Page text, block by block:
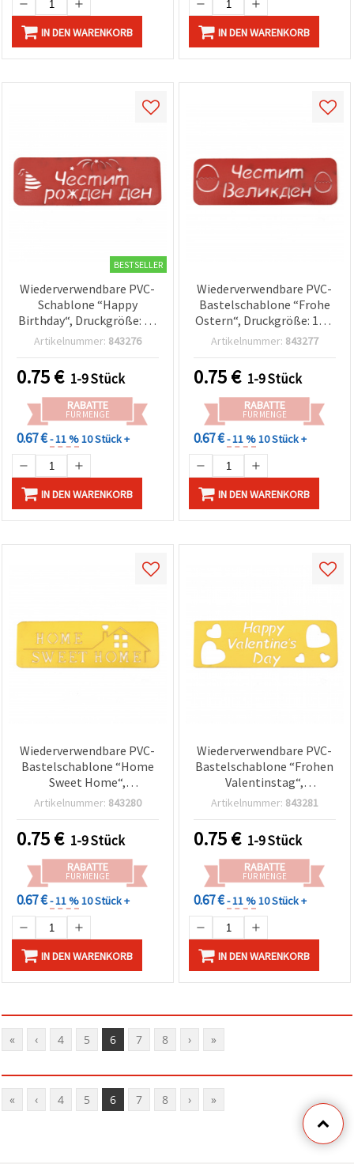
IN DEN WARENKORB IN DEN WARENKORB
BESTSELLER
Wiederverwendbare PVC-
Schablone “Happy
Birthday“, Druckgröße: 14
x 4,5 cm
Artikelnummer: 843276
0.75€ 1-9 Stück
RABATTE
FÜR MENGE
0.67 €- 11 %10 Stück +
IN DEN WARENKORB
Wiederverwendbare PVC-
Bastelschablone “Frohe
Ostern“, Druckgröße: 14,2
x 3,6 cm
Artikelnummer: 843277
0.75€ 1-9 Stück
RABATTE
FÜR MENGE
0.67 €- 11 %10 Stück +
IN DEN WARENKORB
Wiederverwendbare PVC-
Bastelschablone “Home
Sweet Home“,
Motivgröße 13,5 x 4 cm
Artikelnummer: 843280
0.75€ 1-9 Stück
RABATTE
FÜR MENGE
0.67 €- 11 %10 Stück +
IN DEN WARENKORB
Wiederverwendbare PVC-
Bastelschablone “Frohen
Valentinstag“,
Motivgröße: 13,5 x 4,5 cm
Artikelnummer: 843281
0.75€ 1-9 Stück
RABATTE
FÜR MENGE
0.67 €- 11 %10 Stück +
IN DEN WARENKORB
« ‹ 4 5 6 7 8 › »
« ‹ 4 5 6 7 8 › »